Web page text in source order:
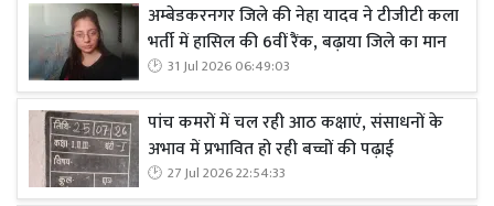
अम्बेडकरनगर जिले की नेहा यादव ने टीजीटी कला
भर्ती में हासिल की 6वीं रैंक, बढ़ाया जिले का मान
31 Jul 2026 06:49:03
पांच कमरों में चल रही आठ कक्षाएं, संसाधनों के
अभाव में प्रभावित हो रही बच्चों की पढ़ाई
27 Jul 2026 22:54:33